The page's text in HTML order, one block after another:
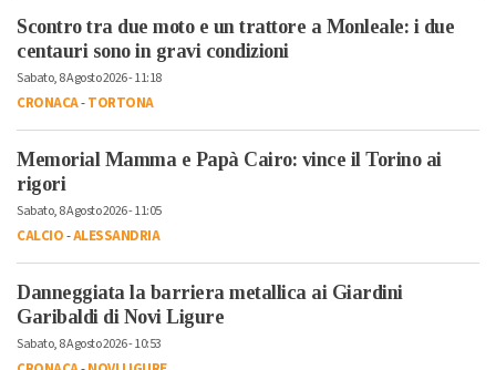
Scontro tra due moto e un trattore a Monleale: i due
centauri sono in gravi condizioni
Sabato, 8 Agosto 2026 - 11:18
CRONACA-TORTONA
Memorial Mamma e Papà Cairo: vince il Torino ai
rigori
Sabato, 8 Agosto 2026 - 11:05
CALCIO-ALESSANDRIA
Danneggiata la barriera metallica ai Giardini
Garibaldi di Novi Ligure
Sabato, 8 Agosto 2026 - 10:53